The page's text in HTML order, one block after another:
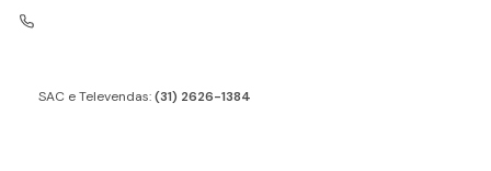
SAC e Televendas:(31) 2626-1384